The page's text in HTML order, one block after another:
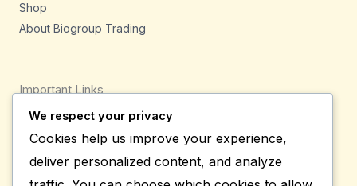
Shop
About Biogroup Trading
Important Links
Privacy Policy
Shipping Details
Terms & Conditions
We respect your privacy
Cookies help us improve your experience,
deliver personalized content, and analyze